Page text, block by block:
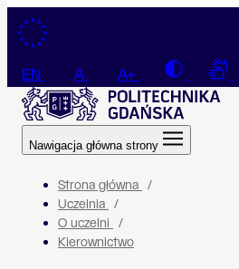
Przejdź do treści
EN A A+ Contrast
Nawigacja główna strony
Strona główna
Uczelnia
O uczelni
Kierownictwo